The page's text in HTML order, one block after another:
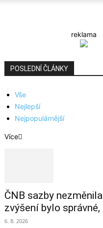
reklama
POSLEDNÍ ČLÁNKY
Vše
Nejlepší
Nejpopulárnější
Více
ČNB sazby
zvýšení bylo
6. 8. 2026